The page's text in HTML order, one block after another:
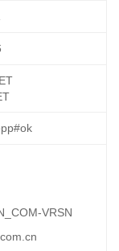
VRSN